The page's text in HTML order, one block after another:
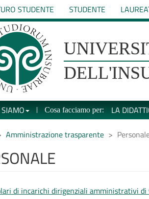
STUDENTE STUDENTE
Cosa facciamo per: LA
Amministrazione trasparente
di incarichi dirigenziali amministrativi